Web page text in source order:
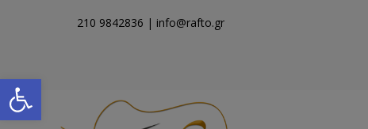
Open toolbar
210 9842836 | info@rafto.gr